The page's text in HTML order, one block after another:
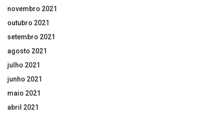
novembro 2021
outubro 2021
setembro 2021
agosto 2021
julho 2021
junho 2021
maio 2021
abril 2021